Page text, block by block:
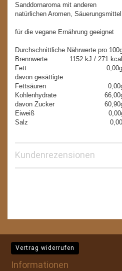
Sanddornaroma mit anderen
natürlichen Aromen,
für die vegane Ernährung geeignet
Durchschnittliche Nährwerte pro
Brennwerte 1152 kJ / 271 kcal
Fett 0,00g
davon gesättigte
Fettsäuren
Kohlenhydrate
davon Zucker
Eiweiß
Salz
Kundenrezensionen
Vertrag widerrufen
Informationen